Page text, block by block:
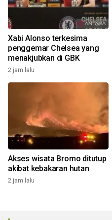
Xabi Alonso terkesima
penggemar Chelsea yang
menakjubkan di GBK
2 jam lalu
Akses wisata Bromo ditutup
akibat kebakaran hutan
2 jam lalu